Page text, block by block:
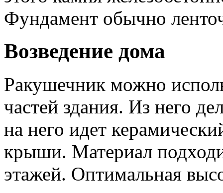
Фундамент обычно
Возведение дома
Ракушечник можно
частей здания. Из него
на него идет
крыши. Материал
этажей. Оптимальная